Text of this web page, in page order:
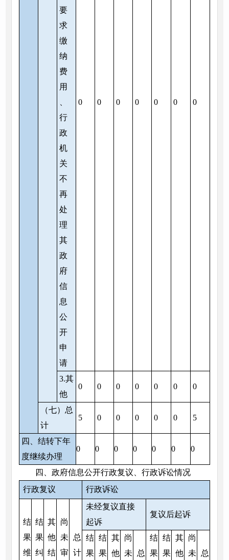
要
求
缴
纳
费
用
行
政
机
关
不
再
处
理
其
政
府
信
息
公
开
申
请
0 0 0 0 0 0 0
3.其
他
0 0 0 0 0 0 0
（七）总
计
5 0 0 0 0 0 5
四、结转下年
度继续办理
0 0 0 0 0 0 0
四、政府信息公开行政复议、行政诉讼情况
行政复议
行政诉讼
结
果
维
结
果
纠
其
他
结
尚
未
审
总
计
未经复议直接
起诉
复议后起诉
结
果
结
果
其
他
尚
未
总
结
果
结
果
其
他
尚
未
总